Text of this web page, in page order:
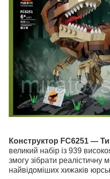
Конструктор FC6251 —
великий набір із 939
змогу зібрати реалістичну
найвідоміших хижаків